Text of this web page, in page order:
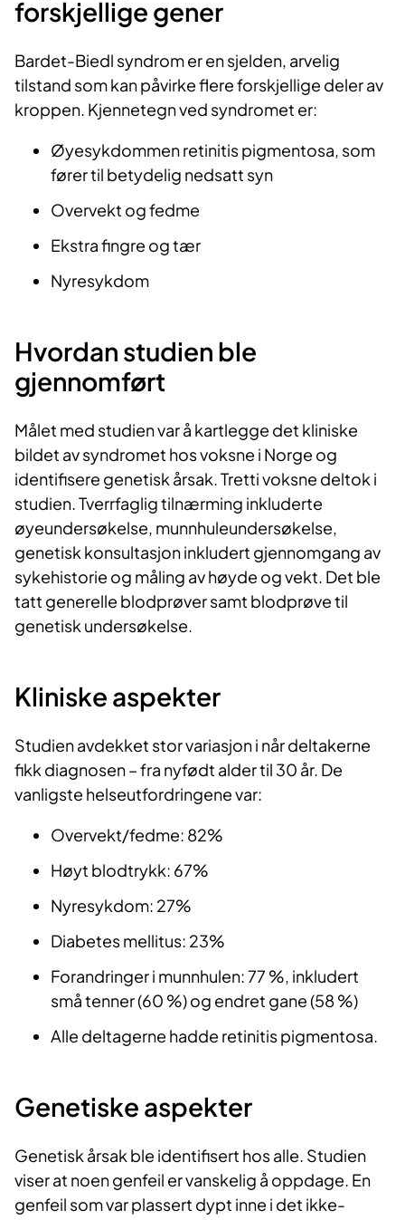
forskjellige gener
Bardet-Biedl syndrom er en sjelden, arvelig
tilstand som kan påvirke flere forskjellige deler av
kroppen. Kjennetegn ved syndromet er:
Øyesykdommen retinitis pigmentosa, som
fører til betydelig nedsatt syn
Overvekt og fedme
Ekstra fingre og tær
Nyresykdom
Hvordan studien ble
gjennomført
Målet med studien var å kartlegge det kliniske
bildet av syndromet hos voksne i Norge og
identifisere genetisk årsak. Tretti voksne deltok i
studien. Tverrfaglig tilnærming inkluderte
øyeundersøkelse, munnhuleundersøkelse,
genetisk konsultasjon inkludert gjennomgang av
sykehistorie og måling av høyde og vekt. Det ble
tatt generelle blodprøver samt blodprøve til
genetisk undersøkelse.
Kliniske aspekter
Studien avdekket stor variasjon i når deltakerne
fikk diagnosen – fra nyfødt alder til 30 år. De
vanligste helseutfordringene var:
Overvekt/fedme: 82%
Høyt blodtrykk: 67%
Nyresykdom: 27%
Diabetes mellitus: 23%
Forandringer i munnhulen: 77 %, inkludert
små tenner (60 %) og endret gane (58 %)
Alle deltagerne hadde retinitis pigmentosa.
Genetiske aspekter
Genetisk årsak ble identifisert hos alle. Studien
viser at noen genfeil er vanskelig å oppdage. En
genfeil som var plassert dypt inne i det ikke-